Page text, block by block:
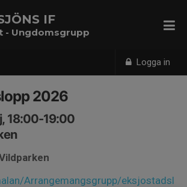
Logga in
IF
- Ungdomsgrupp
2026
18:00-19:00
Arrangemangsgrupp/eksjostadsl